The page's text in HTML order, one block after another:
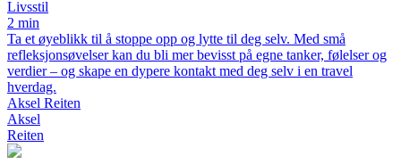
Livsstil
2 min
Ta et øyeblikk til å stoppe opp og lytte til deg selv. Med små
refleksjonsøvelser kan du bli mer bevisst på egne tanker, følelser og
verdier – og skape en dypere kontakt med deg selv i en travel
hverdag.
Aksel Reiten
Aksel
Reiten